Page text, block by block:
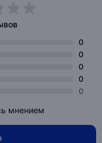
0
0
0
0
0
мнением